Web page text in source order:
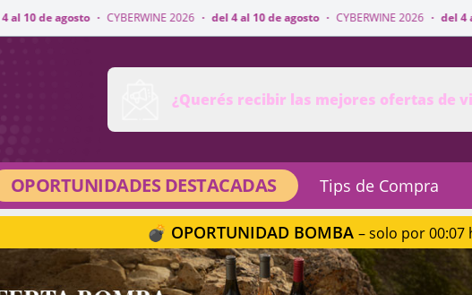
· CYBERWINE 2026 · del 4 al 10 de agosto · CYBERWINE 2026 · del 4 al 10 de agosto ·
¿Querés recibir las mejores ofertas de
OPORTUNIDADES DESTACADAS Tips de Compra
💣 OPORTUNIDAD BOMBA – solo por 00:07